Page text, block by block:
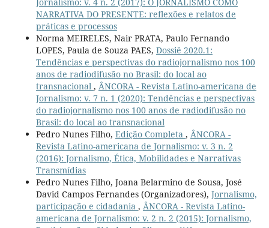
NARRATIVA DO PRESENTE: reflexões e relatos de
práticas e processos
Norma MEIRELES, Nair PRATA, Paulo Fernando
LOPES, Paula de Souza PAES, Dossiê 2020.1:
Tendências e perspectivas do radiojornalismo nos 100
anos de radiodifusão no Brasil: do local ao
transnacional , ÂNCORA - Revista Latino-americana de
Jornalismo: v. 7 n. 1 (2020): Tendências e perspectivas
do radiojornalismo nos 100 anos de radiodifusão no
Brasil: do local ao transnacional
Pedro Nunes Filho, Edição Completa , ÂNCORA -
Revista Latino-americana de Jornalismo: v. 3 n. 2
(2016): Jornalismo, Ética, Mobilidades e Narrativas
Transmídias
Pedro Nunes Filho, Joana Belarmino de Sousa, José
David Campos Fernandes (Organizadores), Jornalismo,
participação e cidadania , ÂNCORA - Revista Latino-
americana de Jornalismo: v. 2 n. 2 (2015): Jornalismo,